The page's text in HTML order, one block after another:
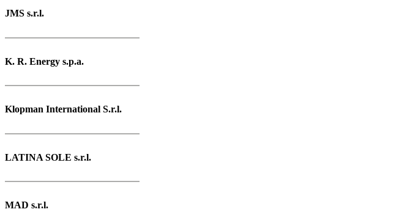
JMS s.r.l.
K. R. Energy s.p.a.
Klopman International S.r.l.
LATINA SOLE s.r.l.
MAD s.r.l.